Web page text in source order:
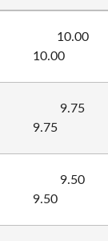
10.00
10.00
9.75
9.75
9.50
9.50